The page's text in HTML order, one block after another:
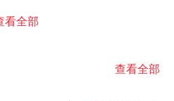
看全部
查看全部